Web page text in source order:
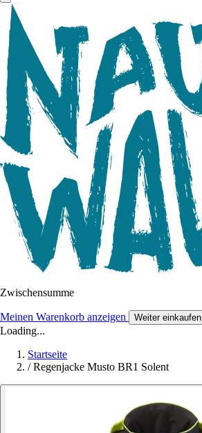
Zwischensumme
Meinen Warenkorb anzeigen Weiter einkaufen
Loading...
Startseite
/ Regenjacke Musto BR1 Solent